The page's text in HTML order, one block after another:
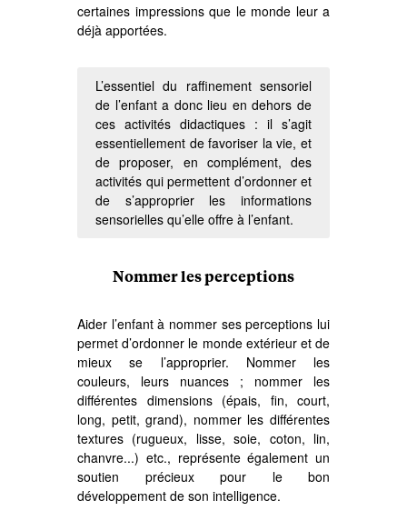
certaines impressions que le monde leur a
déjà apportées.
L’essentiel du raffinement sensoriel
de l’enfant a donc lieu en dehors de
ces activités didactiques : il s’agit
essentiellement de favoriser la vie, et
de proposer, en complément, des
activités qui permettent d’ordonner et
de s’approprier les informations
sensorielles qu’elle offre à l’enfant.
Nommer les perceptions
Aider l’enfant à nommer ses perceptions lui
permet d’ordonner le monde extérieur et de
mieux se l’approprier. Nommer les
couleurs, leurs nuances ; nommer les
différentes dimensions (épais, fin, court,
long, petit, grand), nommer les différentes
textures (rugueux, lisse, soie, coton, lin,
chanvre...) etc., représente également un
soutien précieux pour le bon
développement de son intelligence.